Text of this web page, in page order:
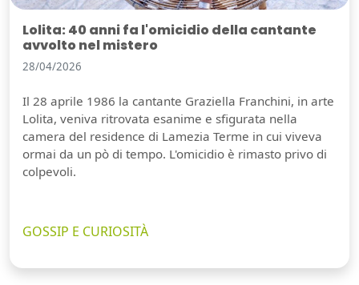
Lolita: 40 anni fa l'omicidio della cantante
avvolto nel mistero
28/04/2026
Il 28 aprile 1986 la cantante Graziella Franchini, in arte
Lolita, veniva ritrovata esanime e sfigurata nella
camera del residence di Lamezia Terme in cui viveva
ormai da un pò di tempo. L'omicidio è rimasto privo di
colpevoli.
GOSSIP E CURIOSITÀ